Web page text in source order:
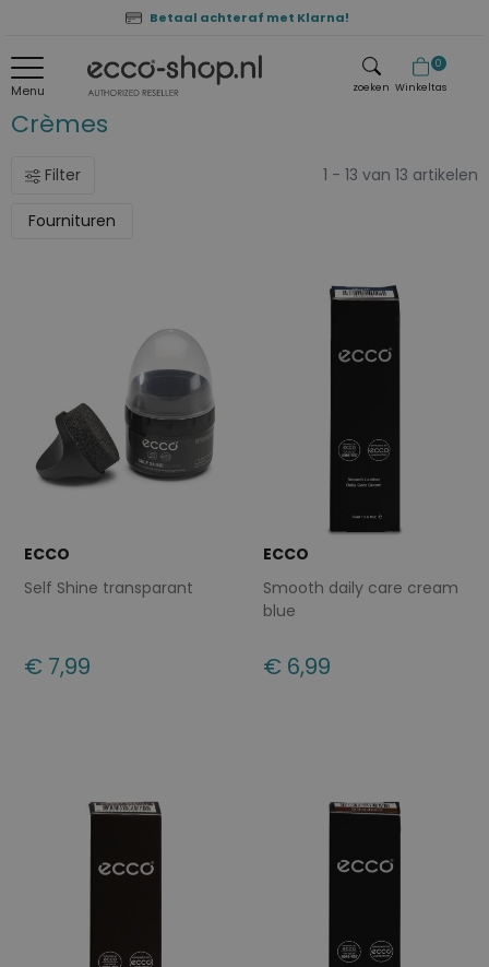
Betaal achteraf met Klarna!
Menu zoeken
0
Winkeltas
Crèmes
Filter 1 - 13 van 13 artikelen
Fournituren
ECCO
Self Shine transparant
€ 7,99
ECCO
Smooth daily care cream
blue
€ 6,99